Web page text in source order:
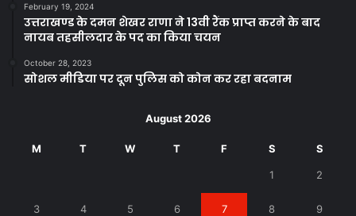
February 19, 2024
उत्तराखण्ड के दमन शेखर राणा ने 13वी रैंक प्राप्त करने के बाद
नायब तहसीलदार के पद का किया चयन
October 28, 2023
सोशल मीडिया पर दून पुलिस को कोन कर रहा बदनाम
August 2026
M T W T F S S
1 2
3 4 5 6 7 8 9